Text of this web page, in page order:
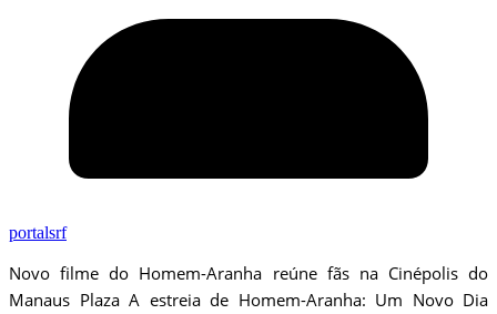
portalsrf
Novo filme do Homem-Aranha reúne fãs na Cinépolis do
Manaus Plaza A estreia de Homem-Aranha: Um Novo Dia